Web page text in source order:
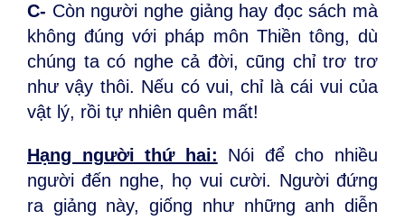
C- Còn người nghe giảng hay đọc sách mà
không đúng với pháp môn Thiền tông, dù
chúng ta có nghe cả đời, cũng chỉ trơ trơ
như vậy thôi. Nếu có vui, chỉ là cái vui của
vật lý, rồi tự nhiên quên mất!
Hạng người thứ hai: Nói để cho nhiều
người đến nghe, họ vui cười. Người đứng
ra giảng này, giống như những anh diễn